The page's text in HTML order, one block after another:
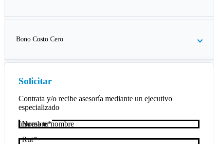
Bono Costo Cero
Solicitar
Contrata y/o recibe asesoría mediante un ejecutivo
especializado
Nombre
Rut